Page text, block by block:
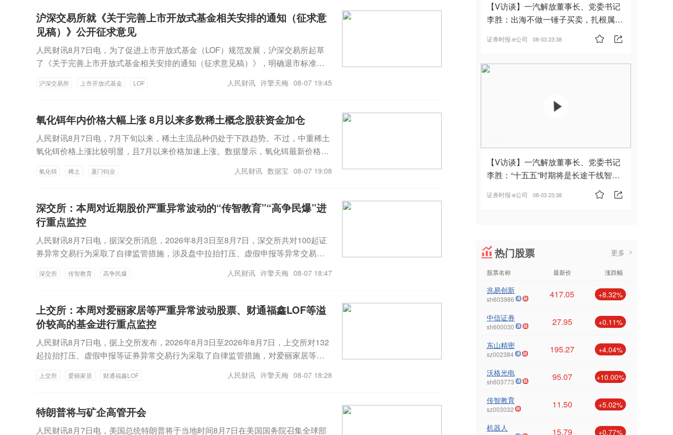
农生物：7月生猪销售量14.2万头，同比减少0.44%环旭电子：7月合并营业收入为5
5.49亿元 同比增加12.98%招商蛇口：7月实现签约销售金额138.14亿元大秦铁路：7
月大秦线完成货物运输量3153万吨，同比减少0.82%龙源电力：7月完成发电量619.
29万兆瓦时 同比下降2.15%湖北能源：7月完成发电量37.89亿千瓦时 同比减少12.6
性协议宇晶股份：切磨抛设备下游半导体行业应用占比不超过5%【再融资】浙江世
拟定增募资不超过10.21亿元震有科技：向特定对象发行股票申请获上交所受理中京
电子：向特定对象发行股票申请获中国证监会同意注册批复震裕科技：向不特定对
象发行可转换公司债券申请获中国证监会同意注册批复皖通科技：向特定对象发行
股票申请获证监会同意注册批复中材科技：向特定对象发行股票申请获证监会同意
股股东拟增持1%—2%公司股份帝奥微：拟3000万元—6000万元回购股份【中标合
公司中标两项目 金额合计7359.28万元【重大投资】绿发电力：拟投资约24.75亿元
建设天津46万千瓦风电项目超颖电子：拟20.86亿元投建高多层及HDI印制电路板P3
项目东睦股份：拟实施“广东东睦华晶技术基地建设项目”【其他】湖北宜化：硫磺渣
综合利用年产8万吨保险粉升级改造项目投产华林证券：拟2.02亿元受让海航期货9
4%股份厦门钨业：参股公司暂停运营老挝勐康稀土项目佰维存储：控股子公司拟增
资扩股引入投资者特锐德：取得金融机构不超5.4亿元回购股票专项融资支持中国建
付现金购买资产并撤回申请文件*ST实达：因2023年半年报涉嫌信披违法违规被中国
证监会立案*ST航图：涉嫌信息披露违法违规 公司及实控人被中国证监会立案复星医
药：盐酸左沙丁胺醇雾化吸入溶液获注册批准信立泰：SAL0195获得临床试验批准
通知书鲁抗医药：获得硫酸阿米卡星注射液补充申请批准通知书翰宇药业：替尔泊
肽注射液首仿上市申请获受理莎普爱思：获得维生素B₁₂滴眼液《药品注册证书》卫
信康：获得注射用多种维生素（12）药品注册证书我武生物：S01D片药物临床试验
沪深交易所就《关于完善上市开放式基金相关安排的通知（征求意
见稿）》公开征求意见
人民财讯8月7日电，为了促进上市开放式基金（LOF）规范发展，沪深交易所起草
了《关于完善上市开放式基金相关安排的通知（征求意见稿）》，明确退市标准及
明确连续六十个交易日场内资产净值低于一千万元的LOF应当终止上市；三是明确终
沪深交易所 上市开放式基金 LOF 人民财讯 许擎天梅 08-07 19:45
氧化铒年内价格大幅上涨 8月以来多数稀土概念股获资金加仓
人民财讯8月7日电，7月下旬以来，稀土主流品种仍处于下跌趋势。不过，中重稀土
氧化铒价格上涨比较明显，且7月以来价格加速上涨。数据显示，氧化铒最新价格为
需求激增，进而推动稀土氧化铒的需求。虽然稀土主流品种价格目前仍处于下降通
高，稀土永磁板块上半年业绩非常亮眼，已公布业绩的14家公司中，13家公司均为
预增或扭亏，其中有5家公司净利润同比翻倍式增长。从8月以来（截至8月6日）融
资资金买入看，多数稀土概念股获得资金加仓，厦门钨业、北方稀土、中国稀土、
龙磁科技获净买入金额超1亿元。其中，厦门钨业金额最高，达到4.12亿元。
氧化铒 稀土 厦门钨业 人民财讯 数据宝 08-07 19:08
深交所：本周对近期股价严重异常波动的“传智教育”“高争民爆”进
行重点监控
人民财讯8月7日电，据深交所消息，2026年8月3日至8月7日，深交所共对100起证
券异常交易行为采取了自律监管措施，涉及盘中拉抬打压、虚假申报等异常交易情
司重大事项进行核查。
深交所 传智教育 高争民爆 人民财讯 许擎天梅 08-07 18:47
上交所：本周对爱丽家居等严重异常波动股票、财通福鑫LOF等溢
价较高的基金进行重点监控
人民财讯8月7日电，据上交所发布，2026年8月3日至2026年8月7日，上交所对132
起拉抬打压、虚假申报等证券异常交易行为采取了自律监管措施，对爱丽家居等严
重大事项等进行专项核查，向证监会上报涉嫌违法违规案件线索2起。
上交所 爱丽家居 财通福鑫LOF 人民财讯 许擎天梅 08-07 18:28
特朗普将与矿企高管开会
人民财讯8月7日电，美国总统特朗普将于当地时间8月7日在美国国务院召集全球部
【V访谈】一汽解放董事长、党委书记
李胜：出海不做一锤子买卖，扎根属
证券时报·e公司 08-03 23:38
【V访谈】一汽解放董事长、党委书记
李胜：“十五五”时期将是长途干线智能
证券时报·e公司 08-03 23:38
热门股票 更多
股票名称 最新价 涨跌幅
兆易创新
sh603986 417.05 +8.32%
中信证券
sh600030 27.95 +0.11%
东山精密
sz002384 195.27 +4.04%
沃格光电
sh603773 95.07 +10.00%
传智教育
sz003032 11.50 +5.02%
机器人 15.79 +0.77%